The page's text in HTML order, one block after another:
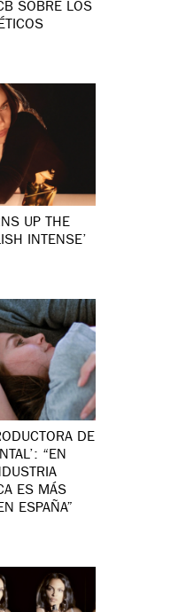
SOBRE LOS
UP THE
INTENSE’
DE
“EN
ES MÁS
ESPAÑA”